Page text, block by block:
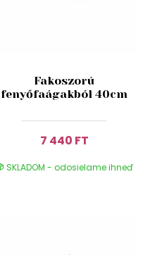
Fakoszorú
fenyőfaágakból 40cm
7 440 FT
SKLADOM - odosielame ihneď